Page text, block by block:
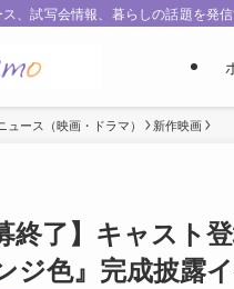
、試写会情報、暮らしの話題を発
ュース（映画・ドラマ） 新作映画
終了】キャスト
ジ色』完成披露